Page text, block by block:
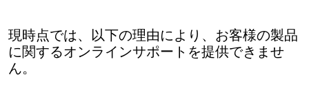
現時点では、以下の理由により、お客様の製品
に関するオンラインサポートを提供できませ
ん。